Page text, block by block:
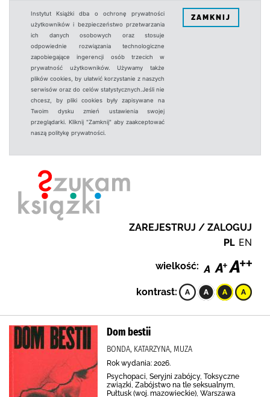
Instytut Książki dba o ochronę prywatności
użytkowników i bezpieczeństwo przetwarzania
ich danych osobowych oraz stosuje
odpowiednie rozwiązania technologiczne
zapobiegające ingerencji osób trzecich w
prywatność użytkowników. Używamy także
plików cookies, by ułatwić korzystanie z naszych
serwisów oraz do celów statystycznych.Jeśli nie
chcesz, by pliki cookies były zapisywane na
Twoim dysku zmień ustawienia swojej
przeglądarki. Kliknij "Zamknij" aby zaakceptować
naszą politykę prywatności.
ZAMKNIJ
ZAREJESTRUJ / ZALOGUJ
PL EN
wielkość:
kontrast:
Dom bestii
BONDA, KATARZYNA, MUZA
Rok wydania: 2026.
Psychopaci, Seryjni zabójcy, Toksyczne
związki, Zabójstwo na tle seksualnym,
Pułtusk (woj. mazowieckie), Warszawa